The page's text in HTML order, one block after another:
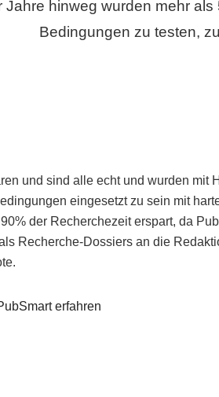
Jahre hinweg wurden mehr
Bedingungen zu testen,
und sind alle echt und wurden mit
eingesetzt zu sein mit
der Recherchezeit erspart, da
Recherche-Dossiers an die
erfahren